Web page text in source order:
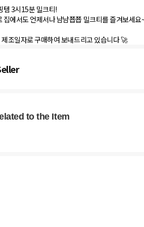
템 3시15분 밀크티!
집에서도 언제서나 냠냠쬽쬽 밀크티를 즐겨보세요
조일자로 구매하여 보내드리고 있습니다 🚀
to the Item